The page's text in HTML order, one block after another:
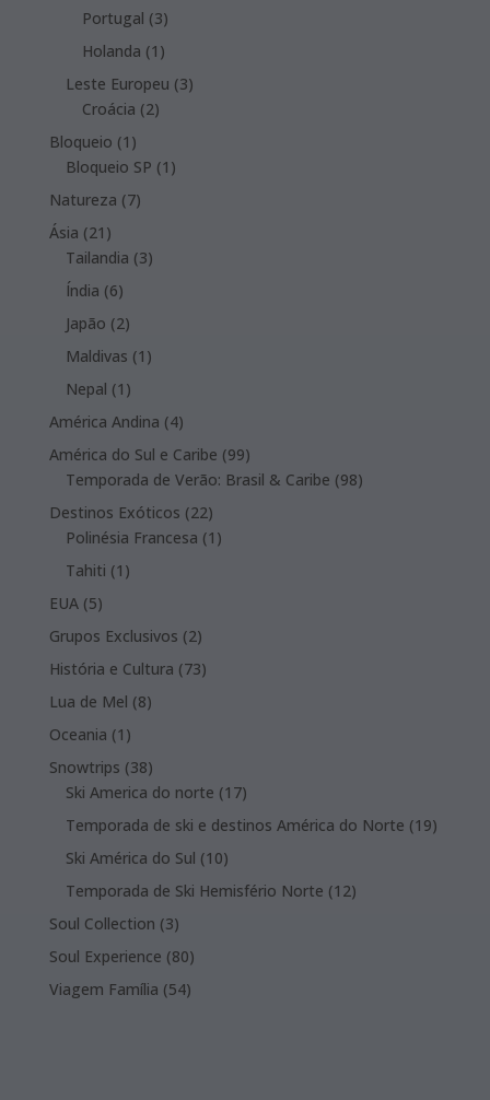
products
Portugal 33
products
Holanda 1 1
product
Leste Europeu 33
Croácia 22
Bloqueio 1 1
product
Bloqueio SP 1 1
Natureza 77
Ásia 21 21
products
Tailandia 33
Índia 66
products
Japão 22
products
Maldivas 1 1
Nepal 1 1
product
América Andina 44
products
América do Sul e Caribe 9999
products
Temporada de Verão: Brasil & Caribe 9898
Destinos Exóticos 2222
products
Polinésia Francesa 1 1
Tahiti 1 1
EUA 55
products
Grupos Exclusivos 22
products
História e Cultura 7373
Lua de Mel 88
Oceania 1 1
product
Snowtrips 3838
products
Ski America do norte 1717
products
Temporada de ski e destinos América do Norte 1919
Ski América do Sul 1010
products
Temporada de Ski Hemisfério Norte 1212
Soul Collection 33
products
Soul Experience 8080
products
Viagem Família 5454